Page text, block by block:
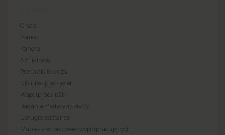
O nas
Pomoc
Kariera
Aktualności
Praca dla lekarza
Dla ubezpieczycieli
Współpraca b2b
Badania medycyny pracy
Usługi assistance
Mapa – sieć placówek współpracujących